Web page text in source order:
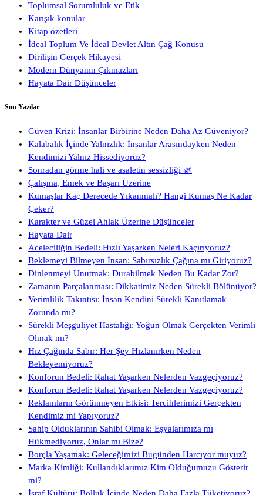
Toplumsal Sorumluluk ve Etik
Karışık konular
Kitap özetleri
İdeal Toplum Ve İdeal Devlet Altın Çağ Konusu
Dirilişin Gerçek Hikayesi
Modern Dünyanın Çıkmazları
Hayata Dair Düşünceler
Son Yazılar
Güven Krizi: İnsanlar Birbirine Neden Daha Az Güveniyor?
Kalabalık İçinde Yalnızlık: İnsanlar Arasındayken Neden
Kendimizi Yalnız Hissediyoruz?
Sonradan görme hali ve asaletin sessizliği 🌿
Çalışma, Emek ve Başarı Üzerine
Kumaşlar Kaç Derecede Yıkanmalı? Hangi Kumaş Ne Kadar
Çeker?
Karakter ve Güzel Ahlak Üzerine Düşünceler
Hayata Dair
Aceleciliğin Bedeli: Hızlı Yaşarken Neleri Kaçırıyoruz?
Beklemeyi Bilmeyen İnsan: Sabırsızlık Çağına mı Giriyoruz?
Dinlenmeyi Unutmak: Durabilmek Neden Bu Kadar Zor?
Zamanın Parçalanması: Dikkatimiz Neden Sürekli Bölünüyor?
Verimlilik Takıntısı: İnsan Kendini Sürekli Kanıtlamak
Zorunda mı?
Sürekli Meşguliyet Hastalığı: Yoğun Olmak Gerçekten Verimli
Olmak mı?
Hız Çağında Sabır: Her Şey Hızlanırken Neden
Bekleyemiyoruz?
Konforun Bedeli: Rahat Yaşarken Nelerden Vazgeçiyoruz?
Konforun Bedeli: Rahat Yaşarken Nelerden Vazgeçiyoruz?
Reklamların Görünmeyen Etkisi: Tercihlerimizi Gerçekten
Kendimiz mi Yapıyoruz?
Sahip Olduklarının Sahibi Olmak: Eşyalarımıza mı
Hükmediyoruz, Onlar mı Bize?
Borçla Yaşamak: Geleceğimizi Bugünden Harcıyor muyuz?
Marka Kimliği: Kullandıklarımız Kim Olduğumuzu Gösterir
mi?
İsraf Kültürü: Bolluk İçinde Neden Daha Fazla Tüketiyoruz?